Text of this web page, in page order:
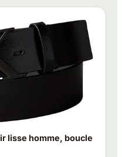
lisse homme, boucle